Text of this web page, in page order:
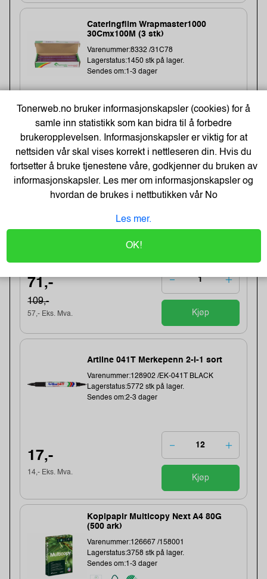
Cateringfilm Wrapmaster1000
30Cmx100M (3 stk)
Varenummer:8332 /31C78
Lagerstatus:1450 stk på lager.
Sendes om:1-3 dager
154,-
123,- Eks. Mva.
Kjøp
-48%
Kopipapir Nøytralt A4 80G (500 ark) -
Bestselger!
Varenummer:329900 /
71,-
109,-
57,- Eks. Mva. Kjøp
Artline 041T Merkepenn 2-i-1 sort
Varenummer:128902 /EK-041T BLACK
Lagerstatus:5772 stk på lager.
Sendes om:2-3 dager
17,-
14,- Eks. Mva.
Kjøp
Kopipapir Multicopy Next A4 80G
(500 ark)
Varenummer:126667 /158001
Lagerstatus:3758 stk på lager.
Sendes om:1-3 dager
Tonerweb.no bruker informasjonskapsler (cookies) for å
samle inn statistikk som kan bidra til å forbedre
brukeropplevelsen. Informasjonskapsler er viktig for at
nettsiden vår skal vises korrekt i nettleseren din. Hvis du
fortsetter å bruke tjenestene våre, godkjenner du bruken av
informasjonskapsler. Les mer om informasjonskapsler og
hvordan de brukes i nettbutikken vårNo
Les mer.
OK!